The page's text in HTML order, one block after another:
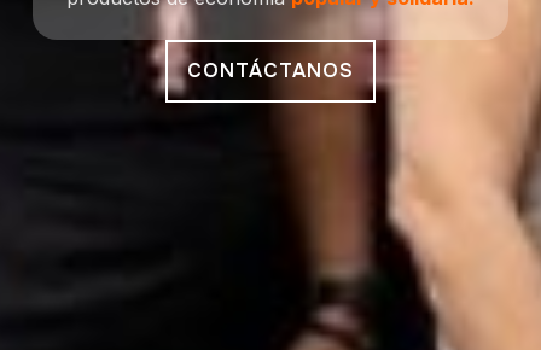
CONTÁCTANOS